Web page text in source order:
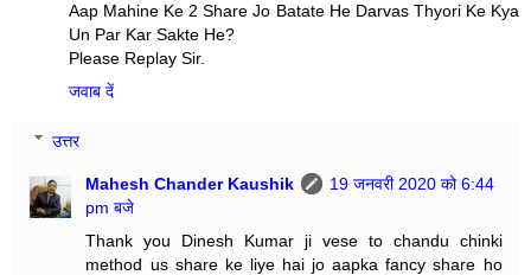
Aap Mahine Ke 2 Share Jo Batate He Darvas Thyori Ke Kya
Un Par Kar Sakte He?
Please Replay Sir.
जवाब दें
उत्तर
Mahesh Chander Kaushik
19 जनवरी 2020 को 6:44
pm बजे
Thank you Dinesh Kumar ji vese to chandu chinki
method us share ke liye hai jo aapka fancy share ho